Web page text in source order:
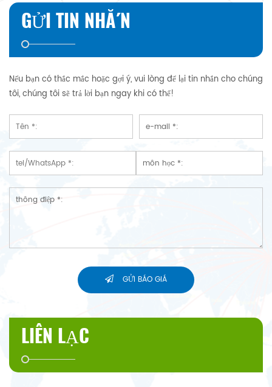
GỬI TIN NHẮN
Nếu bạn có thắc mắc hoặc gợi ý, vui lòng để lại tin nhắn cho chúng
tôi, chúng tôi sẽ trả lời bạn ngay khi có thể!
GỬI BÁO GIÁ
LIÊN LẠC